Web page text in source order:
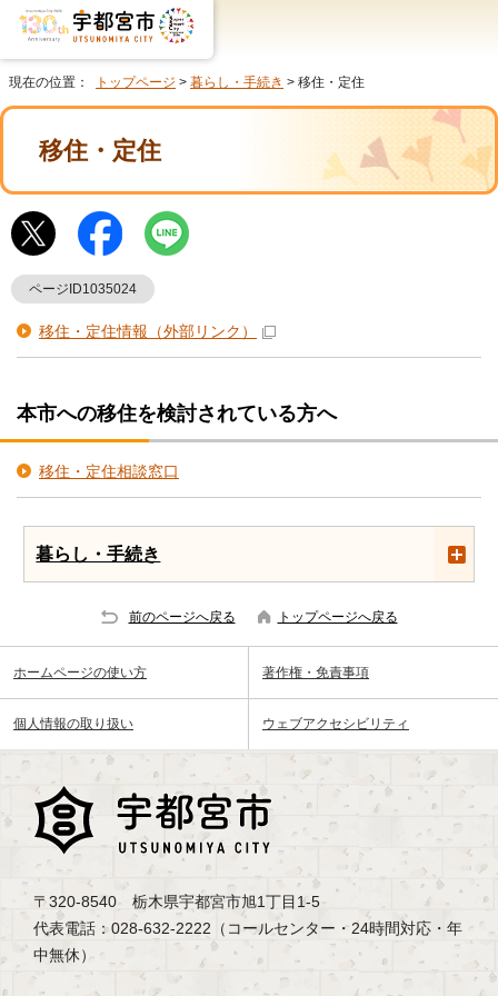
現在の位置： トップページ > 暮らし・手続き > 移住・定住
移住・定住
ページID1035024
移住・定住情報 （外部リンク）
本市への移住を検討されている方へ
移住・定住相談窓口
暮らし・手続き
前のページへ戻る トップページへ戻る
ホームページの使い方 著作権・免責事項
個人情報の取り扱い ウェブアクセシビリティ
〒320-8540 栃木県宇都宮市旭1丁目1-5
代表電話：028-632-2222（コールセンター・24時間対応・年
中無休）